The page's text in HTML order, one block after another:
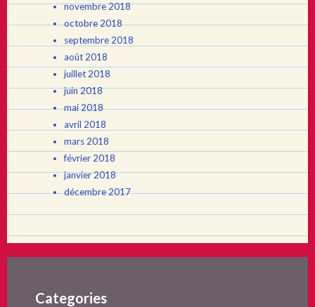
novembre 2018
octobre 2018
septembre 2018
août 2018
juillet 2018
juin 2018
mai 2018
avril 2018
mars 2018
février 2018
janvier 2018
décembre 2017
Categories